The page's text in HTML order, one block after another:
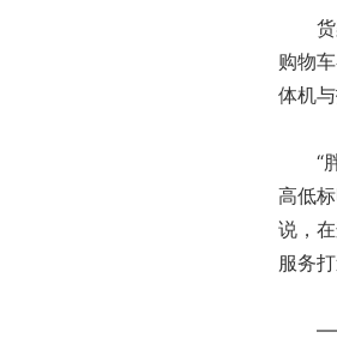
货架
购物
体机
“胖
高低
说，
服务
——